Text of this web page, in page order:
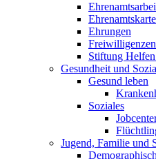
Ehrenamtskarte
Ehrungen
Stiftung
Gesundheit und
Gesund leben
Soziales
Jugend, Familie und